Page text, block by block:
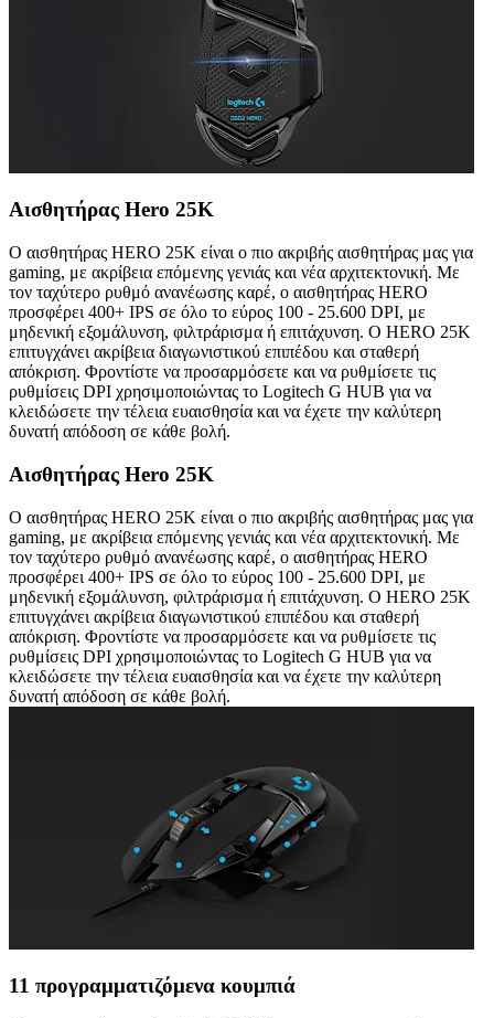
Αισθητήρας Hero 25K
Ο αισθητήρας HERO 25K είναι ο πιο ακριβής αισθητήρας μας για
gaming, με ακρίβεια επόμενης γενιάς και νέα αρχιτεκτονική. Με
τον ταχύτερο ρυθμό ανανέωσης καρέ, ο αισθητήρας HERO
προσφέρει 400+ IPS σε όλο το εύρος 100 - 25.600 DPI, με
μηδενική εξομάλυνση, φιλτράρισμα ή επιτάχυνση. Ο HERO 25K
επιτυγχάνει ακρίβεια διαγωνιστικού επιπέδου και σταθερή
απόκριση. Φροντίστε να προσαρμόσετε και να ρυθμίσετε τις
ρυθμίσεις DPI χρησιμοποιώντας το Logitech G HUB για να
κλειδώσετε την τέλεια ευαισθησία και να έχετε την καλύτερη
δυνατή απόδοση σε κάθε βολή.
Αισθητήρας Hero 25K
Ο αισθητήρας HERO 25K είναι ο πιο ακριβής αισθητήρας μας για
gaming, με ακρίβεια επόμενης γενιάς και νέα αρχιτεκτονική. Με
τον ταχύτερο ρυθμό ανανέωσης καρέ, ο αισθητήρας HERO
προσφέρει 400+ IPS σε όλο το εύρος 100 - 25.600 DPI, με
μηδενική εξομάλυνση, φιλτράρισμα ή επιτάχυνση. Ο HERO 25K
επιτυγχάνει ακρίβεια διαγωνιστικού επιπέδου και σταθερή
απόκριση. Φροντίστε να προσαρμόσετε και να ρυθμίσετε τις
ρυθμίσεις DPI χρησιμοποιώντας το Logitech G HUB για να
κλειδώσετε την τέλεια ευαισθησία και να έχετε την καλύτερη
δυνατή απόδοση σε κάθε βολή.
11 προγραμματιζόμενα κουμπιά